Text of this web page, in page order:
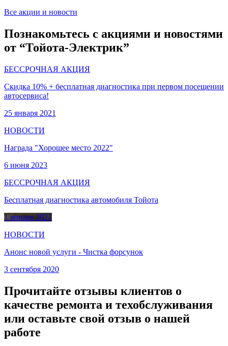
Все акции и новости
Познакомьтесь с акциями и новостями
от “Тойота-Электрик”
БЕССРОЧНАЯ АКЦИЯ
Скидка 10% + бесплатная диагностика при первом посещении
автосервиса!
25 января 2021
НОВОСТИ
Награда "Хорошее место 2022"
6 июня 2023
БЕССРОЧНАЯ АКЦИЯ
Бесплатная диагностика автомобиля Тойота
1 января 2021
НОВОСТИ
Анонс новой услуги - Чистка форсунок
3 сентября 2020
Прочитайте отзывы клиентов о
качестве ремонта и техобслуживания
или оставьте свой отзыв о нашей
работе